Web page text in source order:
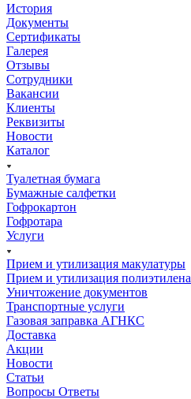
История
Документы
Сертификаты
Галерея
Отзывы
Сотрудники
Вакансии
Клиенты
Реквизиты
Новости
Каталог
Туалетная бумага
Бумажные салфетки
Гофрокартон
Гофротара
Услуги
Прием и утилизация макулатуры
Прием и утилизация полиэтилена
Уничтожение документов
Транспортные услуги
Газовая заправка АГНКС
Доставка
Акции
Новости
Статьи
Вопросы Ответы